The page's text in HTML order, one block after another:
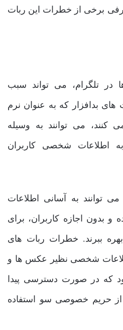
برخی از خطرات این ربات
در تلگرام، می تواند سبب
بدافزار که به عنوان نرم
می توانند به وسیله
اطلاعات شخصی کاربران
توانند به آسانی اطلاعات
بدون اجازه کاربران، برای
ببرند. خطرات ربات های
شخصی نظیر عکس ها و
که در صورت دسترسی پیدا
حریم خصوصی سو استفاده